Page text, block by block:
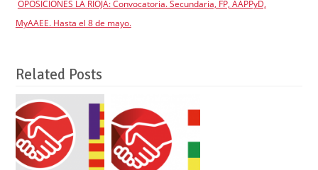
OPOSICIONES LA RIOJA: Convocatoria. Secundaria, FP, AAPPyD,
MyAAEE. Hasta el 8 de mayo.
Related Posts